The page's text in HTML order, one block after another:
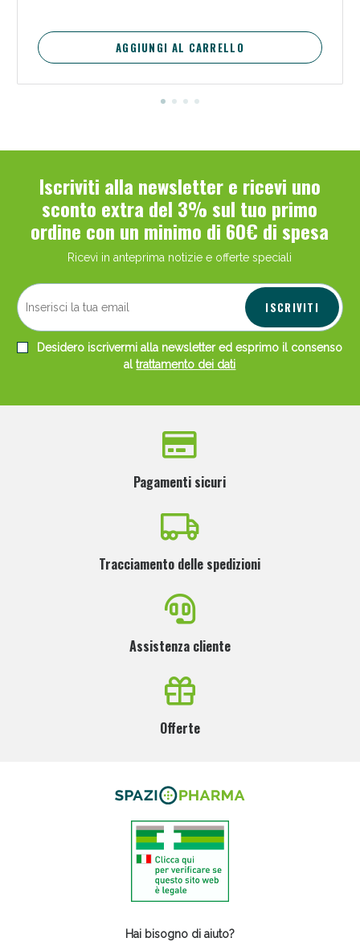
AGGIUNGI AL CARRELLO
Iscriviti alla newsletter e ricevi uno
sconto extra del 3% sul tuo primo
ordine con un minimo di 60€ di spesa
Ricevi in anteprima notizie e offerte speciali
ISCRIVITI
Desidero iscrivermi alla newsletter ed esprimo il consenso
altrattamento dei dati
Pagamenti sicuri
Tracciamento delle spedizioni
Assistenza cliente
Offerte
Hai bisogno di aiuto?
Benessere Intestinale: Sconto fino al 55% valido
oggi!
Scopri le offerte di Oggi